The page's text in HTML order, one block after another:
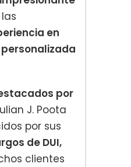
en
por
J. Poota
por sus
de DUI,
clientes